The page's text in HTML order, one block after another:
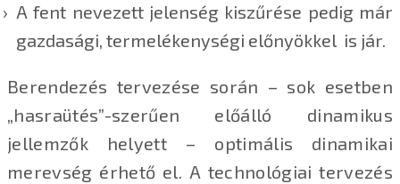
A fent nevezett jelenség kiszűrése pedig már
gazdasági, termelékenységi előnyökkel is jár.
Berendezés tervezése során – sok esetben
„hasraütés”-szerűen előálló dinamikus
jellemzők helyett – optimális dinamikai
merevség érhető el. A technológiai tervezés